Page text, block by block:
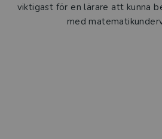
viktigast för en lärare att kunna
med